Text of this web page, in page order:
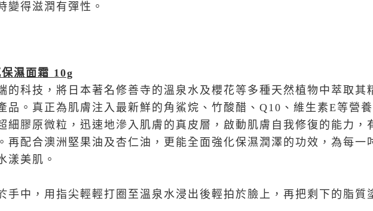
變得滋潤有彈性。
濕面霜 10g
的科技，將日本著名修善寺的溫泉水及櫻花等多種天然植物中萃取其
品。真正為肌膚注入最新鮮的角鯊烷、竹酸醋、Q10、維生素E等營
細膠原微粒，迅速地滲入肌膚的真皮層，啟動肌膚自我修復的能力，
再配合澳洲堅果油及杏仁油，更能全面強化保濕潤澤的功效，為每一
漾美肌。
手中，用指尖輕輕打圈至溫泉水浸出後輕拍於臉上，再把剩下的脂質